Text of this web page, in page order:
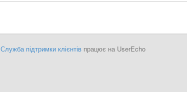
Служба підтримки клієнтівпрацює на UserEcho